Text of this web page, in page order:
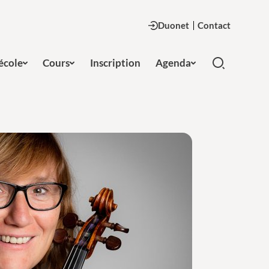
Duonet Contact
Cours Inscription Agenda